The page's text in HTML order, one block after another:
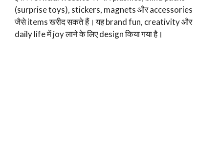
(surprise toys), stickers, magnets और accessories
जैसे items खरीद सकते हैं। यह brand fun, creativity और
daily life में joy लाने के लिए design किया गया है।